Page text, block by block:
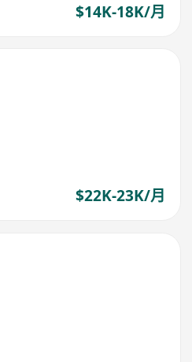
$14K-18K/月
$22K-23K/月